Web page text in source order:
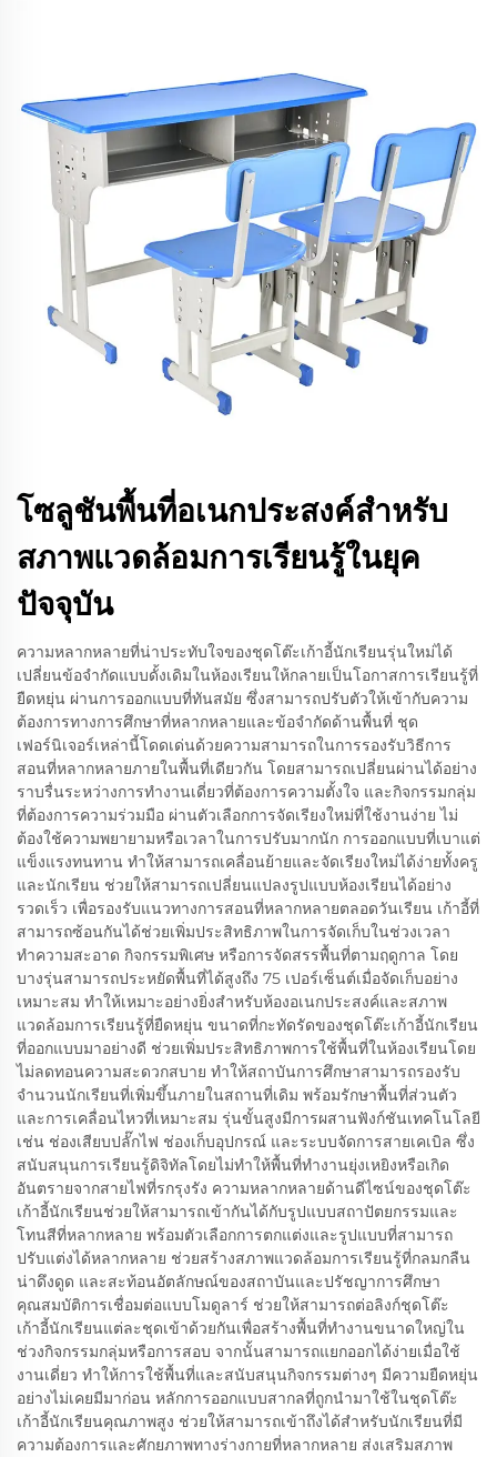
โซลูชันพื้นที่อเนกประสงค์สำหรับ
สภาพแวดล้อมการเรียนรู้ในยุค
ปัจจุบัน
ความหลากหลายที่น่าประทับใจของชุดโต๊ะเก้าอี้นักเรียนรุ่นใหม่ได้
เปลี่ยนข้อจำกัดแบบดั้งเดิมในห้องเรียนให้กลายเป็นโอกาสการเรียนรู้ที่
ยืดหยุ่น ผ่านการออกแบบที่ทันสมัย ซึ่งสามารถปรับตัวให้เข้ากับความ
ต้องการทางการศึกษาที่หลากหลายและข้อจำกัดด้านพื้นที่ ชุด
เฟอร์นิเจอร์เหล่านี้โดดเด่นด้วยความสามารถในการรองรับวิธีการ
สอนที่หลากหลายภายในพื้นที่เดียวกัน โดยสามารถเปลี่ยนผ่านได้อย่าง
ราบรื่นระหว่างการทำงานเดี่ยวที่ต้องการความตั้งใจ และกิจกรรมกลุ่ม
ที่ต้องการความร่วมมือ ผ่านตัวเลือกการจัดเรียงใหม่ที่ใช้งานง่าย ไม่
ต้องใช้ความพยายามหรือเวลาในการปรับมากนัก การออกแบบที่เบาแต่
แข็งแรงทนทาน ทำให้สามารถเคลื่อนย้ายและจัดเรียงใหม่ได้ง่ายทั้งครู
และนักเรียน ช่วยให้สามารถเปลี่ยนแปลงรูปแบบห้องเรียนได้อย่าง
รวดเร็ว เพื่อรองรับแนวทางการสอนที่หลากหลายตลอดวันเรียน เก้าอี้ที่
สามารถซ้อนกันได้ช่วยเพิ่มประสิทธิภาพในการจัดเก็บในช่วงเวลา
ทำความสะอาด กิจกรรมพิเศษ หรือการจัดสรรพื้นที่ตามฤดูกาล โดย
บางรุ่นสามารถประหยัดพื้นที่ได้สูงถึง 75 เปอร์เซ็นต์เมื่อจัดเก็บอย่าง
เหมาะสม ทำให้เหมาะอย่างยิ่งสำหรับห้องอเนกประสงค์และสภาพ
แวดล้อมการเรียนรู้ที่ยืดหยุ่น ขนาดที่กะทัดรัดของชุดโต๊ะเก้าอี้นักเรียน
ที่ออกแบบมาอย่างดี ช่วยเพิ่มประสิทธิภาพการใช้พื้นที่ในห้องเรียนโดย
ไม่ลดทอนความสะดวกสบาย ทำให้สถาบันการศึกษาสามารถรองรับ
จำนวนนักเรียนที่เพิ่มขึ้นภายในสถานที่เดิม พร้อมรักษาพื้นที่ส่วนตัว
และการเคลื่อนไหวที่เหมาะสม รุ่นขั้นสูงมีการผสานฟังก์ชันเทคโนโลยี
เช่น ช่องเสียบปลั๊กไฟ ช่องเก็บอุปกรณ์ และระบบจัดการสายเคเบิล ซึ่ง
สนับสนุนการเรียนรู้ดิจิทัลโดยไม่ทำให้พื้นที่ทำงานยุ่งเหยิงหรือเกิด
อันตรายจากสายไฟที่รกรุงรัง ความหลากหลายด้านดีไซน์ของชุดโต๊ะ
เก้าอี้นักเรียนช่วยให้สามารถเข้ากันได้กับรูปแบบสถาปัตยกรรมและ
โทนสีที่หลากหลาย พร้อมตัวเลือกการตกแต่งและรูปแบบที่สามารถ
ปรับแต่งได้หลากหลาย ช่วยสร้างสภาพแวดล้อมการเรียนรู้ที่กลมกลืน
น่าดึงดูด และสะท้อนอัตลักษณ์ของสถาบันและปรัชญาการศึกษา
คุณสมบัติการเชื่อมต่อแบบโมดูลาร์ ช่วยให้สามารถต่อลิงก์ชุดโต๊ะ
เก้าอี้นักเรียนแต่ละชุดเข้าด้วยกันเพื่อสร้างพื้นที่ทำงานขนาดใหญ่ใน
ช่วงกิจกรรมกลุ่มหรือการสอบ จากนั้นสามารถแยกออกได้ง่ายเมื่อใช้
งานเดี่ยว ทำให้การใช้พื้นที่และสนับสนุนกิจกรรมต่างๆ มีความยืดหยุ่น
อย่างไม่เคยมีมาก่อน หลักการออกแบบสากลที่ถูกนำมาใช้ในชุดโต๊ะ
เก้าอี้นักเรียนคุณภาพสูง ช่วยให้สามารถเข้าถึงได้สำหรับนักเรียนที่มี
ความต้องการและศักยภาพทางร่างกายที่หลากหลาย ส่งเสริมสภาพ